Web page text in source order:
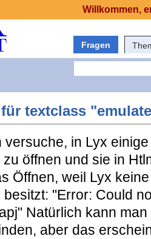
Fragen
textclass
versuche, in Lyx
zu öffnen und sie in
Öffnen, weil Lyx
besitzt: "Error: Could
Natürlich kann
aber das
Willkommen,